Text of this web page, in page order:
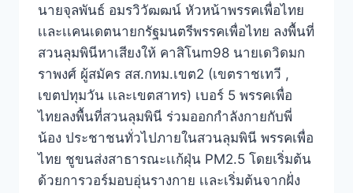
นายจุลพันธ์ อมรวิวัฒฒน์ หัวหน้าพรรคเพื่อไทย
เเละเเคนเดตนายกรัฐมนตรีพรรคเพื่อไทย ลงพื้นที่
สวนลุมพินีหาเสียงให้ คาสิโนm98 นายเดวิดมก
ราพงศ์ ผู้สมัคร สส.กทม.เขต2 (เขตราชเทวี ,
เขตปทุมวัน เเละเขตสาทร) เบอร์ 5 พรรคเพื่อ
ไทยลงพื้นที่สวนลุมพินี ร่วมออกกำลังกายกับพี่
น้อง ประชาชนทั่วไปภายในสวนลุมพินี พรรคเพื่อ
ไทย ชูขนส่งสาธารณะเเก้ฝุ่น PM2.5 โดยเริ่มต้น
ด้วยการวอร์มอบอุ่นรางกาย เเละเริ่มต้นจากฝั่ง